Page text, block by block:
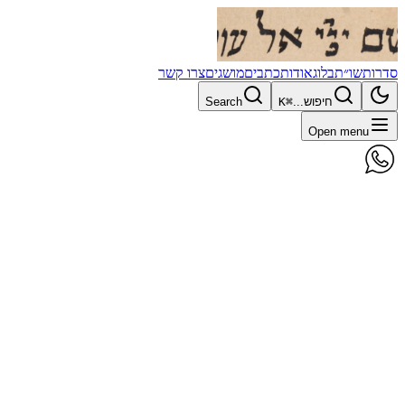
סדרותשו״תבלוגאודותכתביםמושגיםצרו קשר
חיפוש...⌘K
Search
Open menu